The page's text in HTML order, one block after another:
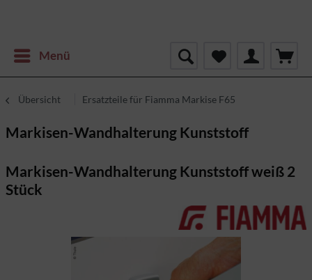
Menü
Übersicht Ersatzteile für Fiamma Markise F65
Markisen-Wandhalterung Kunststoff
Markisen-Wandhalterung Kunststoff weiß 2
Stück